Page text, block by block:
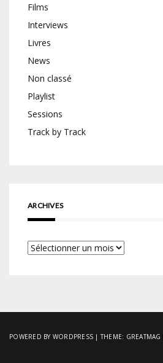
Films
Interviews
Livres
News
Non classé
Playlist
Sessions
Track by Track
ARCHIVES
Archives
POWERED BY WORDPRESS |THEME: GREATMAG